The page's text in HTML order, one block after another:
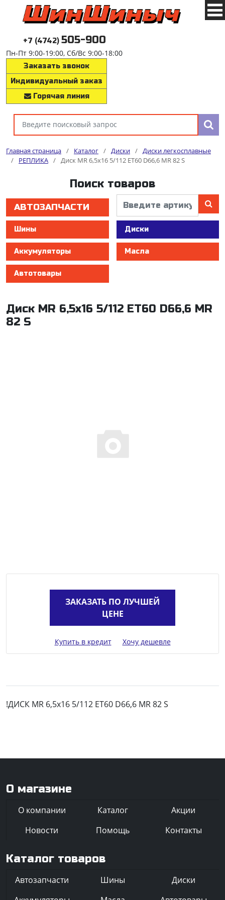
+7 (4742) 505-900
Пн-Пт 9:00-19:00, Сб/Вс 9:00-18:00
Заказать звонок
Индивидуальный заказ
Горячая линия
Главная страница / Каталог / Диски / Диски легкосплавные
/
РЕПЛИКА / Диск MR 6,5x16 5/112 ET60 D66,6 MR 82 S
Поиск товаров
АВТОЗАПЧАСТИ
Шины Диски
Аккумуляторы Масла
Автотовары
Диск MR 6,5x16 5/112 ET60 D66,6 MR
82 S
ЗАКАЗАТЬ ПО ЛУЧШЕЙ
ЦЕНЕ
Купить в кредит Хочу дешевле
!ДИСК MR 6,5x16 5/112 ET60 D66,6 MR 82 S
О магазине
О компании Каталог
Акции
Новости
Помощь Контакты
Каталог товаров
Автозапчасти Шины
Диски